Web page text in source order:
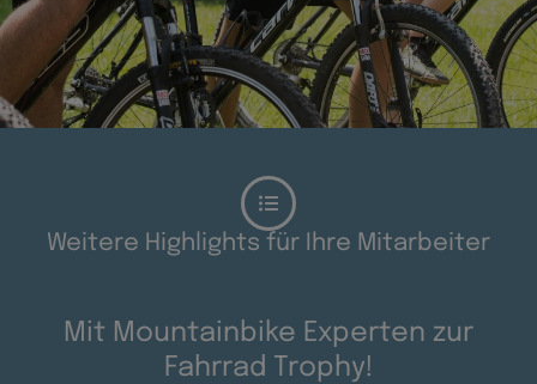
Weitere Highlights für Ihre Mitarbeiter
Mit Mountainbike Experten zur
Fahrrad Trophy!